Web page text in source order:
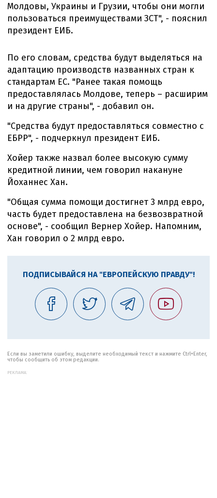
Молдовы, Украины и Грузии, чтобы они могли
пользоваться преимуществами ЗСТ", - пояснил
президент ЕИБ.
По его словам, средства будут выделяться на
адаптацию производств названных стран к
стандартам ЕС. "Ранее такая помощь
предоставлялась Молдове, теперь – расширим
и на другие страны", - добавил он.
"Средства будут предоставляться совместно с
ЕБРР", - подчеркнул президент ЕИБ.
Хойер также назвал более высокую сумму
кредитной линии, чем говорил накануне
Йоханнес Хан.
"Общая сумма помощи достигнет 3 млрд евро,
часть будет предоставлена на безвозвратной
основе", - сообщил Вернер Хойер. Напомним,
Хан говорил о 2 млрд евро.
ПОДПИСЫВАЙСЯ НА "ЕВРОПЕЙСКУЮ ПРАВДУ"!
Если вы заметили ошибку, выделите необходимый текст и нажмите Ctrl+Enter,
чтобы сообщить об этом редакции.
РЕКЛАМА: